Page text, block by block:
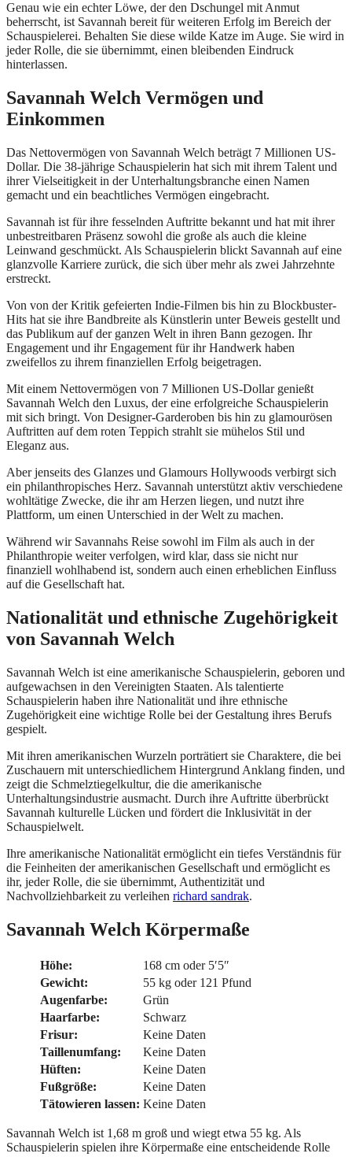
Genau wie ein echter Löwe, der den Dschungel mit Anmut
beherrscht, ist Savannah bereit für weiteren Erfolg im Bereich der
Schauspielerei. Behalten Sie diese wilde Katze im Auge. Sie wird in
jeder Rolle, die sie übernimmt, einen bleibenden Eindruck
hinterlassen.
Savannah Welch Vermögen und
Einkommen
Das Nettovermögen von Savannah Welch beträgt 7 Millionen US-
Dollar. Die 38-jährige Schauspielerin hat sich mit ihrem Talent und
ihrer Vielseitigkeit in der Unterhaltungsbranche einen Namen
gemacht und ein beachtliches Vermögen eingebracht.
Savannah ist für ihre fesselnden Auftritte bekannt und hat mit ihrer
unbestreitbaren Präsenz sowohl die große als auch die kleine
Leinwand geschmückt. Als Schauspielerin blickt Savannah auf eine
glanzvolle Karriere zurück, die sich über mehr als zwei Jahrzehnte
erstreckt.
Von von der Kritik gefeierten Indie-Filmen bis hin zu Blockbuster-
Hits hat sie ihre Bandbreite als Künstlerin unter Beweis gestellt und
das Publikum auf der ganzen Welt in ihren Bann gezogen. Ihr
Engagement und ihr Engagement für ihr Handwerk haben
zweifellos zu ihrem finanziellen Erfolg beigetragen.
Mit einem Nettovermögen von 7 Millionen US-Dollar genießt
Savannah Welch den Luxus, der eine erfolgreiche Schauspielerin
mit sich bringt. Von Designer-Garderoben bis hin zu glamourösen
Auftritten auf dem roten Teppich strahlt sie mühelos Stil und
Eleganz aus.
Aber jenseits des Glanzes und Glamours Hollywoods verbirgt sich
ein philanthropisches Herz. Savannah unterstützt aktiv verschiedene
wohltätige Zwecke, die ihr am Herzen liegen, und nutzt ihre
Plattform, um einen Unterschied in der Welt zu machen.
Während wir Savannahs Reise sowohl im Film als auch in der
Philanthropie weiter verfolgen, wird klar, dass sie nicht nur
finanziell wohlhabend ist, sondern auch einen erheblichen Einfluss
auf die Gesellschaft hat.
Nationalität und ethnische Zugehörigkeit
von Savannah Welch
Savannah Welch ist eine amerikanische Schauspielerin, geboren und
aufgewachsen in den Vereinigten Staaten. Als talentierte
Schauspielerin haben ihre Nationalität und ihre ethnische
Zugehörigkeit eine wichtige Rolle bei der Gestaltung ihres Berufs
gespielt.
Mit ihren amerikanischen Wurzeln porträtiert sie Charaktere, die bei
Zuschauern mit unterschiedlichem Hintergrund Anklang finden, und
zeigt die Schmelztiegelkultur, die die amerikanische
Unterhaltungsindustrie ausmacht. Durch ihre Auftritte überbrückt
Savannah kulturelle Lücken und fördert die Inklusivität in der
Schauspielwelt.
Ihre amerikanische Nationalität ermöglicht ein tiefes Verständnis für
die Feinheiten der amerikanischen Gesellschaft und ermöglicht es
ihr, jeder Rolle, die sie übernimmt, Authentizität und
Nachvollziehbarkeit zu verleihen richard sandrak.
Savannah Welch Körpermaße
Höhe:
168 cm oder 5′5″
Gewicht:
55 kg oder 121 Pfund
Augenfarbe:
Grün
Haarfarbe:
Schwarz
Frisur:
Keine Daten
Taillenumfang:
Keine Daten
Hüften:
Keine Daten
Fußgröße:
Keine Daten
Tätowieren lassen: Keine Daten
Savannah Welch ist 1,68 m groß und wiegt etwa 55 kg. Als
Schauspielerin spielen ihre Körpermaße eine entscheidende Rolle